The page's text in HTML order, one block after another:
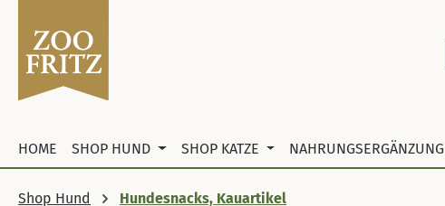
HOME SHOP HUND SHOP KATZE NAHRUNGSERGÄNZUNG
Shop Hund Hundesnacks, Kauartikel